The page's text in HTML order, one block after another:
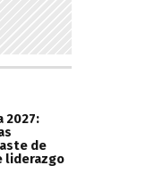
2027:
de
liderazgo